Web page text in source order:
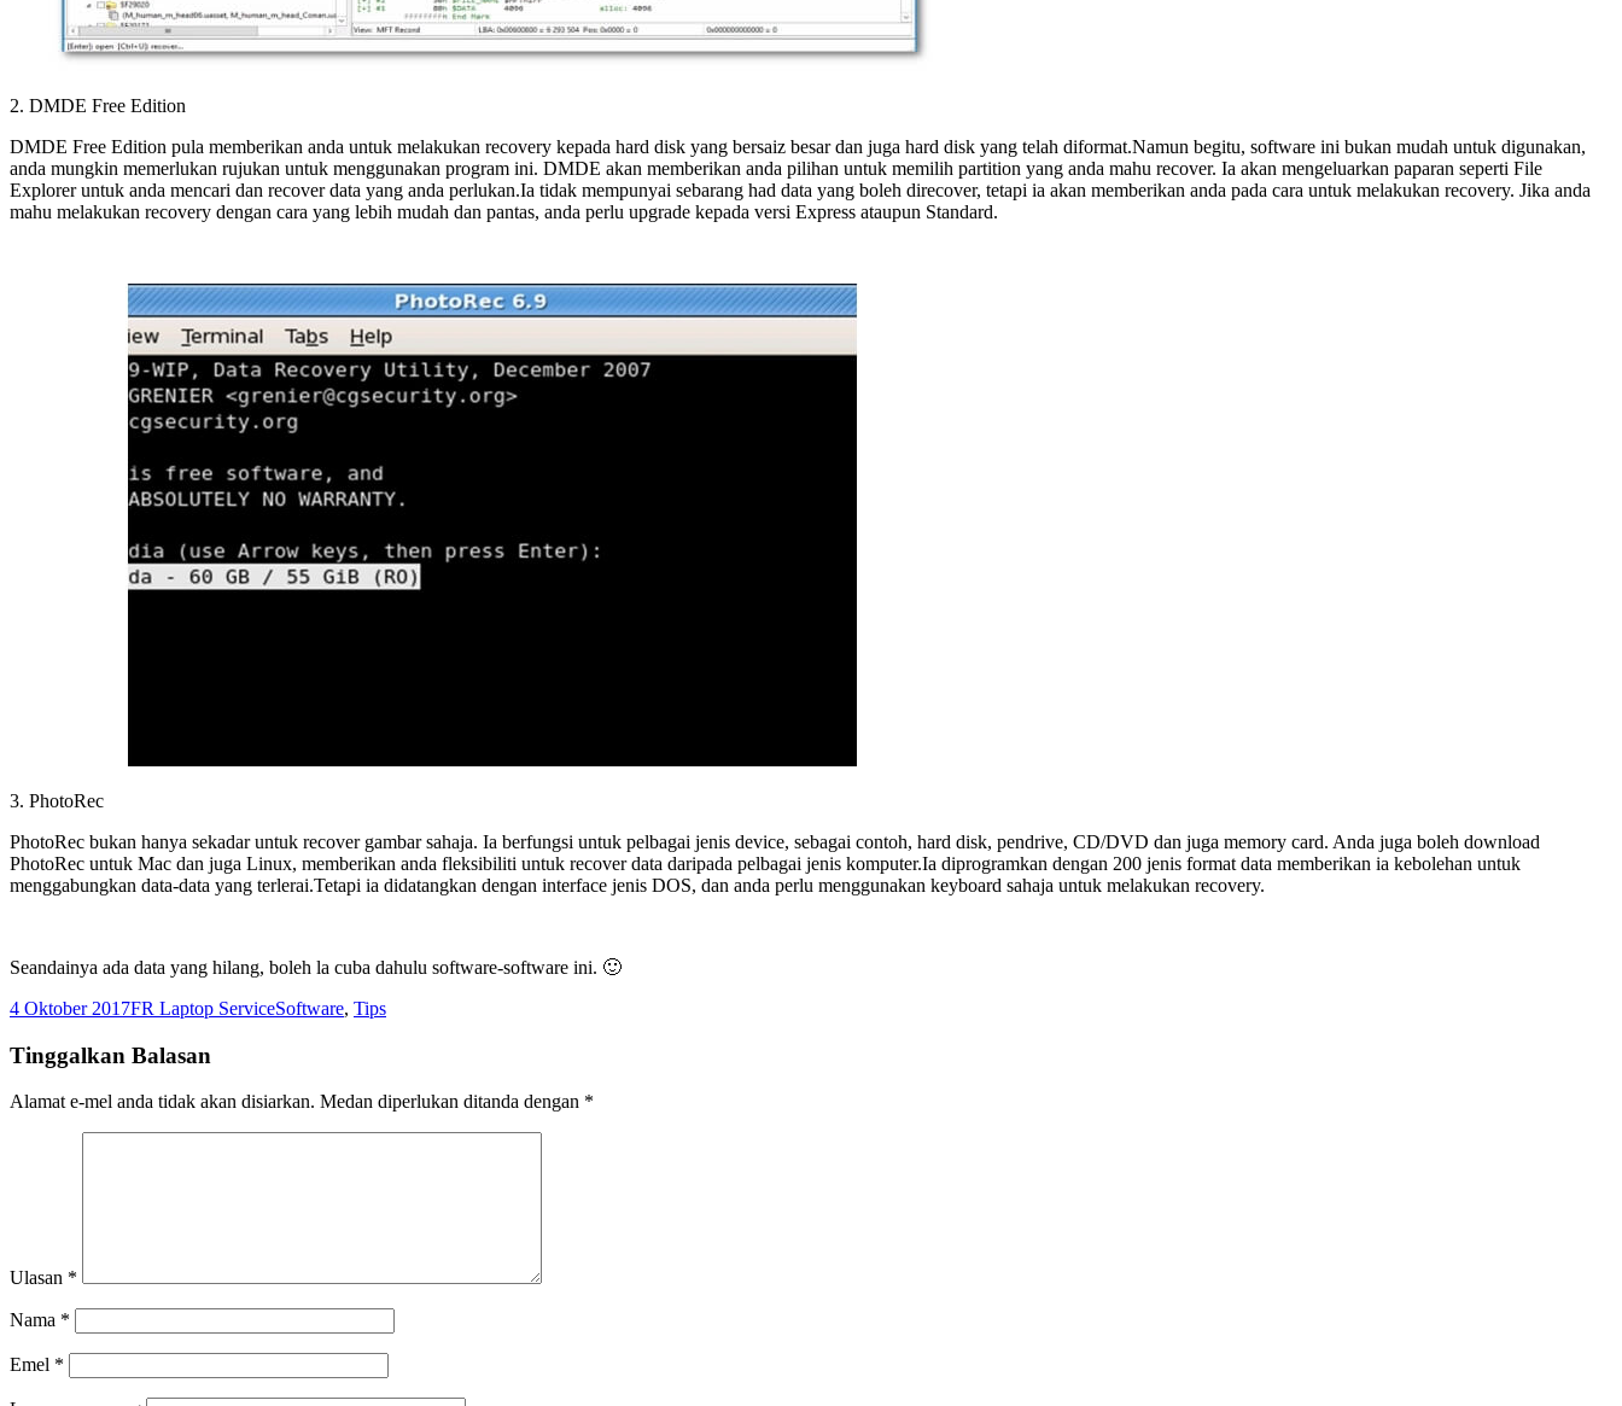
2. DMDE Free Edition
DMDE Free Edition pula memberikan anda untuk melakukan recovery kepada hard disk yang bersaiz besar dan juga hard disk yang telah diformat.Namun begitu, software ini bukan mudah untuk digunakan,
anda mungkin memerlukan rujukan untuk menggunakan program ini. DMDE akan memberikan anda pilihan untuk memilih partition yang anda mahu recover. Ia akan mengeluarkan paparan seperti File
Explorer untuk anda mencari dan recover data yang anda perlukan.Ia tidak mempunyai sebarang had data yang boleh direcover, tetapi ia akan memberikan anda pada cara untuk melakukan recovery. Jika anda
mahu melakukan recovery dengan cara yang lebih mudah dan pantas, anda perlu upgrade kepada versi Express ataupun Standard.
3. PhotoRec
PhotoRec bukan hanya sekadar untuk recover gambar sahaja. Ia berfungsi untuk pelbagai jenis device, sebagai contoh, hard disk, pendrive, CD/DVD dan juga memory card. Anda juga boleh download
PhotoRec untuk Mac dan juga Linux, memberikan anda fleksibiliti untuk recover data daripada pelbagai jenis komputer.Ia diprogramkan dengan 200 jenis format data memberikan ia kebolehan untuk
menggabungkan data-data yang terlerai.Tetapi ia didatangkan dengan interface jenis DOS, dan anda perlu menggunakan keyboard sahaja untuk melakukan recovery.
Seandainya ada data yang hilang, boleh la cuba dahulu software-software ini. 🙂
Dikirimkan
4 Oktober 2017Pengarang
FR Laptop ServiceKategori
Software, Tips
Tinggalkan Balasan
Alamat e-mel anda tidak akan disiarkan. Medan diperlukan ditanda dengan *
Ulasan *
Nama *
Emel *